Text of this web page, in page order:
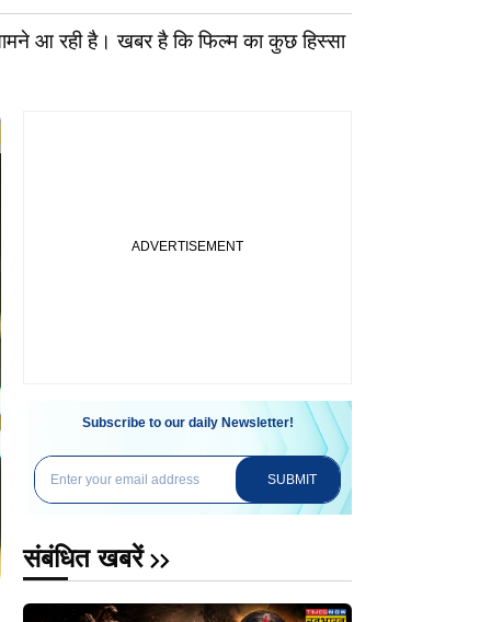
आ रही है। खबर है कि फिल्म का कुछ हिस्सा
Subscribe to our daily Newsletter!
SUBMIT
संबंधित खबरें